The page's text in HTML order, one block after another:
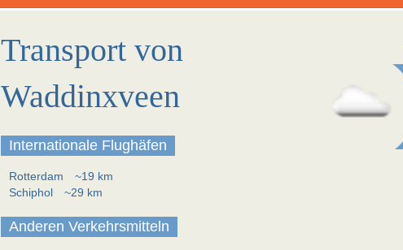
Transport von
Waddinxveen
Internationale Flughäfen
Rotterdam
~19 km
Schiphol
~29 km
Anderen Verkehrsmitteln